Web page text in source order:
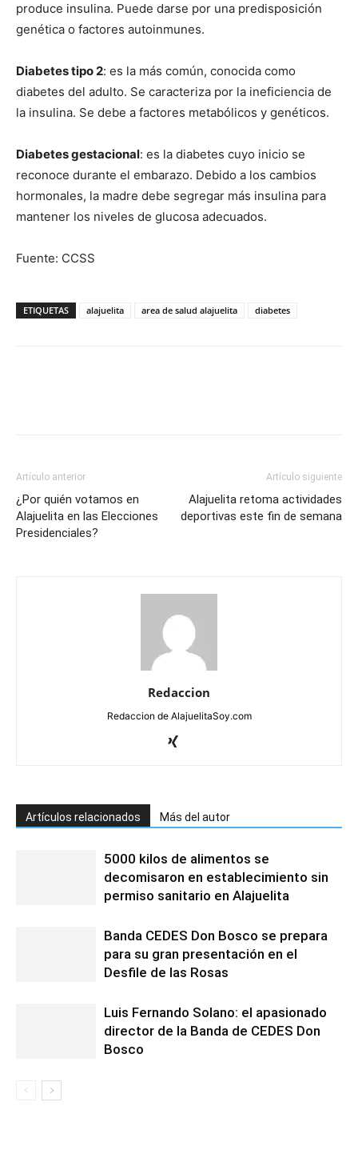
produce insulina. Puede darse por una predisposición
genética o factores autoinmunes.
Diabetes tipo 2: es la más común, conocida como
diabetes del adulto. Se caracteriza por la ineficiencia de
la insulina. Se debe a factores metabólicos y genéticos.
Diabetes gestacional: es la diabetes cuyo inicio se
reconoce durante el embarazo. Debido a los cambios
hormonales, la madre debe segregar más insulina para
mantener los niveles de glucosa adecuados.
Fuente: CCSS
ETIQUETAS alajuelita area de salud alajuelita diabetes
Artículo anterior
¿Por quién votamos en
Alajuelita en las Elecciones
Presidenciales?
Artículo siguiente
Alajuelita retoma actividades
deportivas este fin de semana
Redaccion
Redaccion de AlajuelitaSoy.com
Artículos relacionados Más del autor
5000 kilos de alimentos se
decomisaron en establecimiento sin
permiso sanitario en Alajuelita
Banda CEDES Don Bosco se prepara
para su gran presentación en el
Desfile de las Rosas
Luis Fernando Solano: el apasionado
director de la Banda de CEDES Don
Bosco